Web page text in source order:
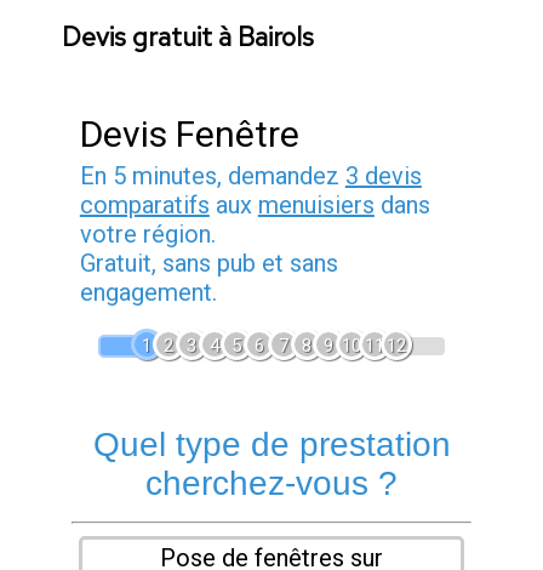
Devis gratuit à Bairols
Devis Fenêtre
En 5 minutes, demandez 3 devis
comparatifs aux menuisiers dans
votre région.
Gratuit, sans pub et sans
engagement.
1 2 3 4 5 6 7 8 9 1011 12
Quel type de prestation
cherchez-vous ?
Pose de fenêtres sur